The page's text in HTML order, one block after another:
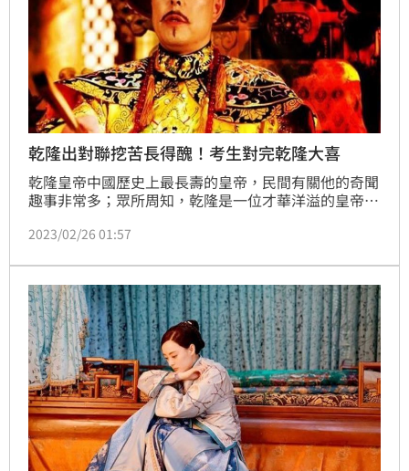
乾隆出對聯挖苦長得醜！考生對完乾隆大喜
乾隆皇帝中國歷史上最長壽的皇帝，民間有關他的奇聞
趣事非常多；眾所周知，乾隆是一位才華洋溢的皇帝，
上，看到了一名相貌非常醜陋的獨眼考生，他一時興
聯：「獨眼不能登金榜」，沒想到此人犀利地回對，令
乾隆刮目相看，當即就賜其探花。(記者唐家興)
2023/02/26 01:57